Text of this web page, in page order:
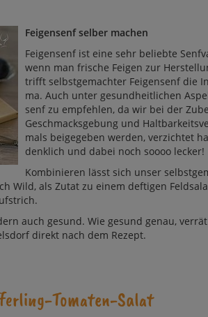
Feigensenf selber ma­chen
Feigensenf ist eine sehr be­lieb­te
wenn man fri­sche Fei­gen zur
trifft selbst­ge­mach­ter Fei­gen­senf die
ma. Auch un­ter ge­sund­heit­li­chen
senf zu em­pfeh­len, da wir bei der
Ge­schmacks­ge­bung und
mals bei­ge­ge­ben wer­den, ver­zich­tet
denk­lich und da­bei noch soooo le­cker!
Kom­bi­nie­ren lässt sich un­ser
Wild, als Zu­tat zu ei­nem def­ti­gen
auch ge­sund. Wie ge­sund ge­nau,
di­rekt nach dem Re­zept.
Tomaten-Salat